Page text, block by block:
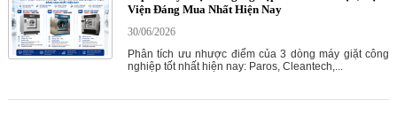
Viện Đáng Mua Nhất Hiện Nay
30/06/2026
Phân tích ưu nhược điểm của 3 dòng máy giặt công
nghiệp tốt nhất hiện nay: Paros, Cleantech,...